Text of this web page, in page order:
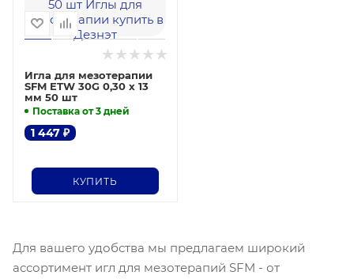
Игла для мезотерапии
SFM ETW 30G 0,30 х 13
мм 50 шт
Поставка от 3 дней
1 447 ₽
КУПИТЬ
Для вашего удобства мы предлагаем широкий
ассортимент игл для мезотерапий SFM - от